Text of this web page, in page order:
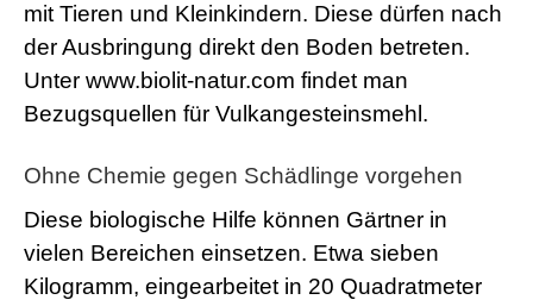
mit Tieren und Kleinkindern. Diese dürfen nach
der Ausbringung direkt den Boden betreten.
Unter www.biolit-natur.com findet man
Bezugsquellen für Vulkangesteinsmehl.
Ohne Chemie gegen Schädlinge vorgehen
Diese biologische Hilfe können Gärtner in
vielen Bereichen einsetzen. Etwa sieben
Kilogramm, eingearbeitet in 20 Quadratmeter